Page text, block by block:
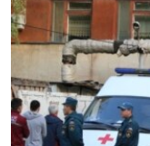
SÜRET
BLOGLAR
FİKİR
Русский